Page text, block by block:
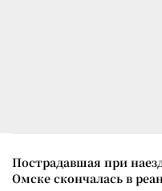
Пострадавшая при
Омске скончалась в